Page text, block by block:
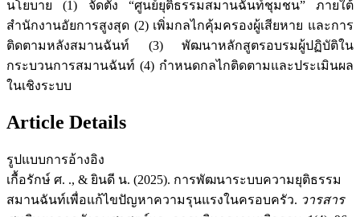
นโยบาย (1) จัดตั้ง “ศูนย์ยุติธรรมสมานฉันท์ชุมชน” ภายใต้
สำนักงานอัยการสูงสุด (2) เพิ่มกลไกคุ้มครองผู้เสียหาย และการ
ติดตามหลังสมานฉันท์ (3) พัฒนาหลักสูตรอบรมผู้ปฏิบัติใน
กระบวนการสมานฉันท์ (4) กำหนดกลไกติดตามและประเมินผล
ในเชิงระบบ
Article Details
รูปแบบการอ้างอิง
เกื้อรักษ์ ศ. ., & ยินดี น. (2025). การพัฒนาระบบความยุติธรรม
สมานฉันท์เพื่อแก้ไขปัญหาความรุนแรงในครอบครัว. วารสาร